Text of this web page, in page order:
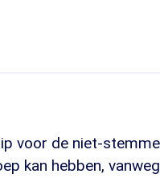
voor de niet-
kan hebben,